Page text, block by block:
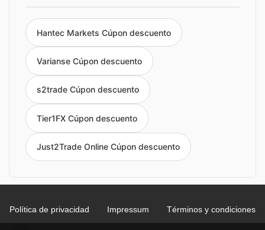
Hantec Markets Cúpon descuento
Varianse Cúpon descuento
s2trade Cúpon descuento
Tier1FX Cúpon descuento
Just2Trade Online Cúpon descuento
Política de privacidad Impressum Términos y condiciones